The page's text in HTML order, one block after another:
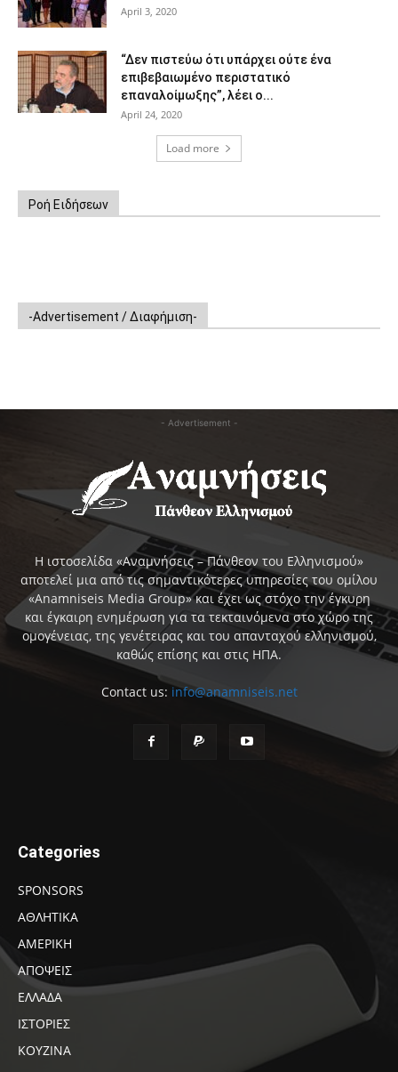
April 3, 2020
“Δεν πιστεύω ότι υπάρχει ούτε ένα
επιβεβαιωμένο περιστατικό
επαναλοίμωξης”, λέει ο...
April 24, 2020
Load more
Ροή Ειδήσεων
-Advertisement / Διαφήμιση-
- Advertisement -
Η ιστοσελίδα «Αναμνήσεις – Πάνθεον του Ελληνισμού»
αποτελεί μια από τις σημαντικότερες υπηρεσίες του ομίλου
«Anamniseis Media Group» και έχει ως στόχο την έγκυρη
και έγκαιρη ενημέρωση για τα τεκταινόμενα στο χώρο της
ομογένειας, της γενέτειρας και του απανταχού ελληνισμού,
καθώς επίσης και στις ΗΠΑ.
Contact us: info@anamniseis.net
Categories
SPONSORS
ΑΘΛΗΤΙΚΑ
ΑΜΕΡΙΚΗ
ΑΠΟΨΕΙΣ
ΕΛΛΑΔΑ
ΙΣΤΟΡΙΕΣ
ΚΟΥΖΙΝΑ